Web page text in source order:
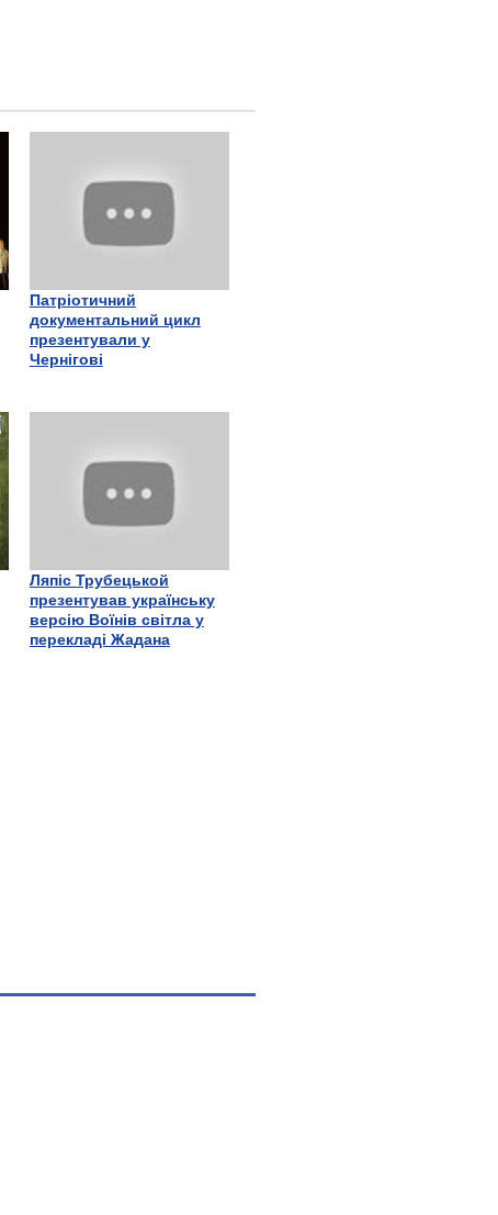
Патріотичний
документальний цикл
презентували у
Чернігові
Ляпіс Трубецькой
презентував українську
версію Воїнів світла у
перекладі Жадана